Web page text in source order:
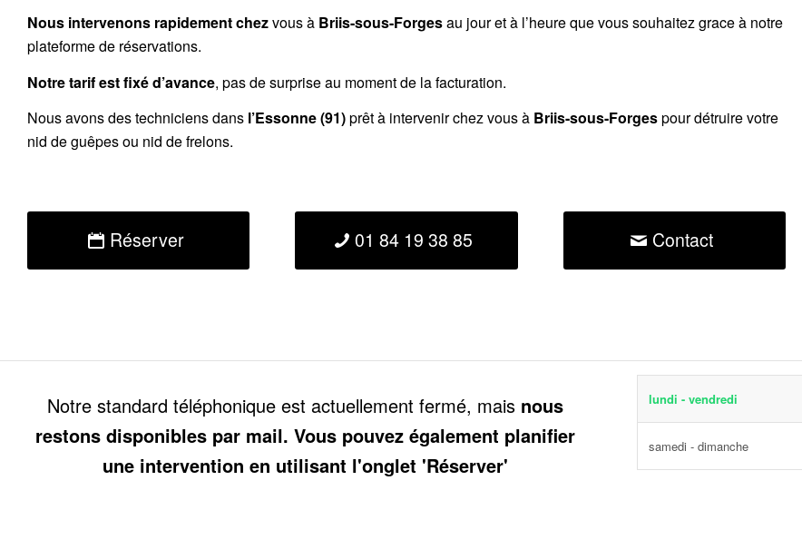
Nous intervenons rapidement chezvous à Briis-sous-Forgesau jour et à l’heure que vous souhaitez grace à notre
plateforme de réservations.
Notre tarif est fixé d’avance, pas de surprise au moment de la facturation.
Nous avons des techniciens dans l’Essonne (91)prêt à intervenir chez vous à Briis-sous-Forgespour détruire votre
nid de guêpes ou nid de frelons.
Réserver 01 84 19 38 85 Contact
Notre standard téléphonique est actuellement fermé, mais nous
restons disponibles par mail. Vous pouvez également planifier
une intervention en utilisant l'onglet 'Réserver'
lundi - vendredi
samedi - dimanche